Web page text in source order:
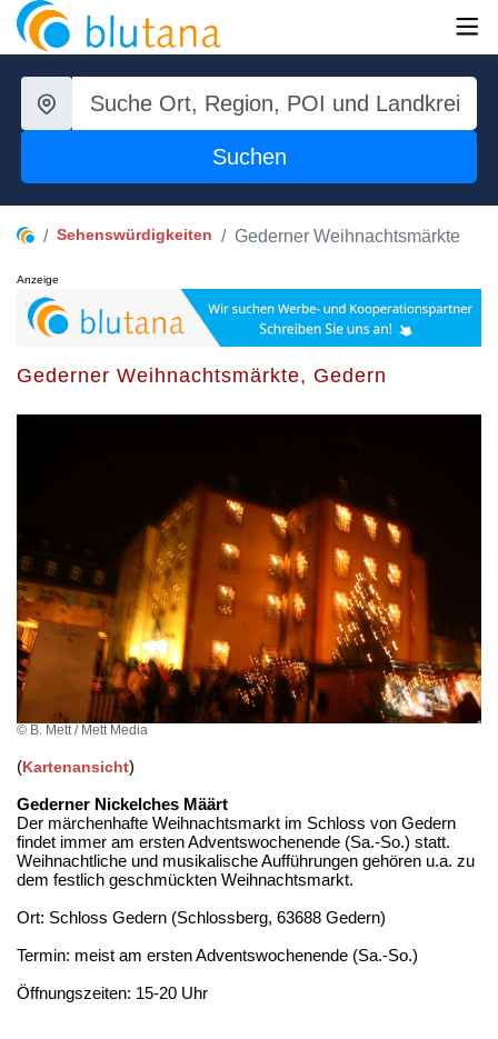
Suchen
Sehenswürdigkeiten Gederner Weihnachtsmärkte
Anzeige
Gederner Weihnachtsmärkte, Gedern
© B. Mett / Mett Media
(Kartenansicht)
Gederner Nickelches Määrt
Der märchenhafte Weihnachtsmarkt im Schloss von Gedern
findet immer am ersten Adventswochenende (Sa.-So.) statt.
Weihnachtliche und musikalische Aufführungen gehören u.a. zu
dem festlich geschmückten Weihnachtsmarkt.
Ort: Schloss Gedern (Schlossberg, 63688 Gedern)
Termin: meist am ersten Adventswochenende (Sa.-So.)
Öffnungszeiten: 15-20 Uhr